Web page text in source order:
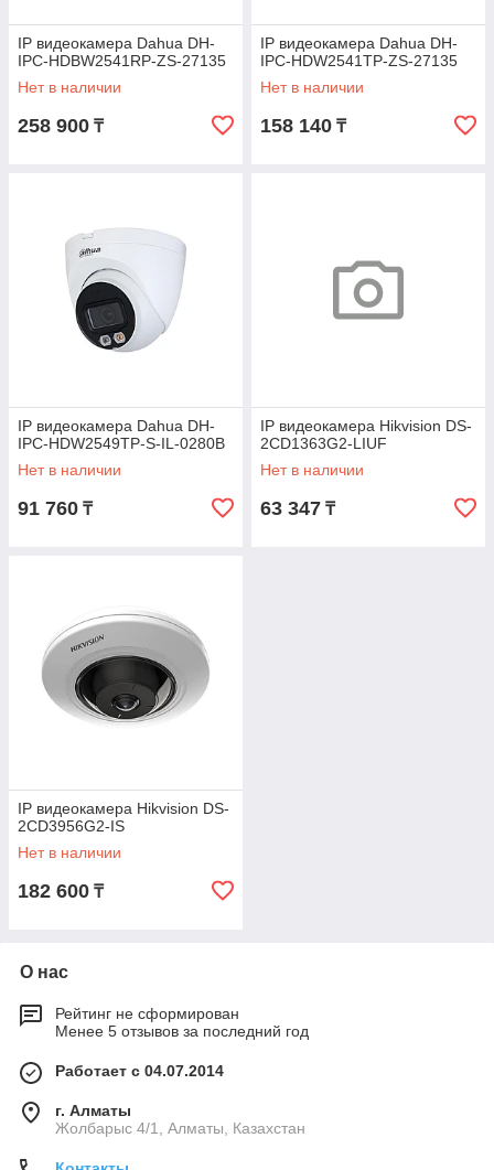
IP видеокамера Dahua DH-
IPC-HDBW2541RP-ZS-27135
Нет в наличии
258 900 ₸
IP видеокамера Dahua DH-
IPC-HDW2541TP-ZS-27135
Нет в наличии
158 140 ₸
IP видеокамера Dahua DH-
IPC-HDW2549TP-S-IL-0280B
Нет в наличии
91 760 ₸
IP видеокамера Hikvision DS-
2CD1363G2-LIUF
Нет в наличии
63 347 ₸
IP видеокамера Hikvision DS-
2CD3956G2-IS
Нет в наличии
182 600 ₸
О нас
Рейтинг не сформирован
Менее 5 отзывов за последний год
Работает с 04.07.2014
г. Алматы
Жолбарыс 4/1, Алматы, Казахстан